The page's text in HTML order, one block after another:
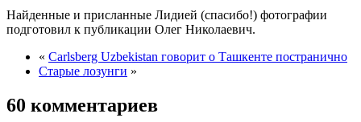
Найденные и присланные Лидией (спасибо!) фотографии
подготовил к публикации Олег Николаевич.
« Carlsberg Uzbekistan говорит о Ташкенте постранично
Старые лозунги »
60 комментариев